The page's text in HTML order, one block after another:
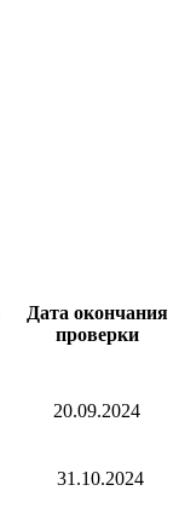
Дата окончания
проверки
20.09.2024
31.10.2024